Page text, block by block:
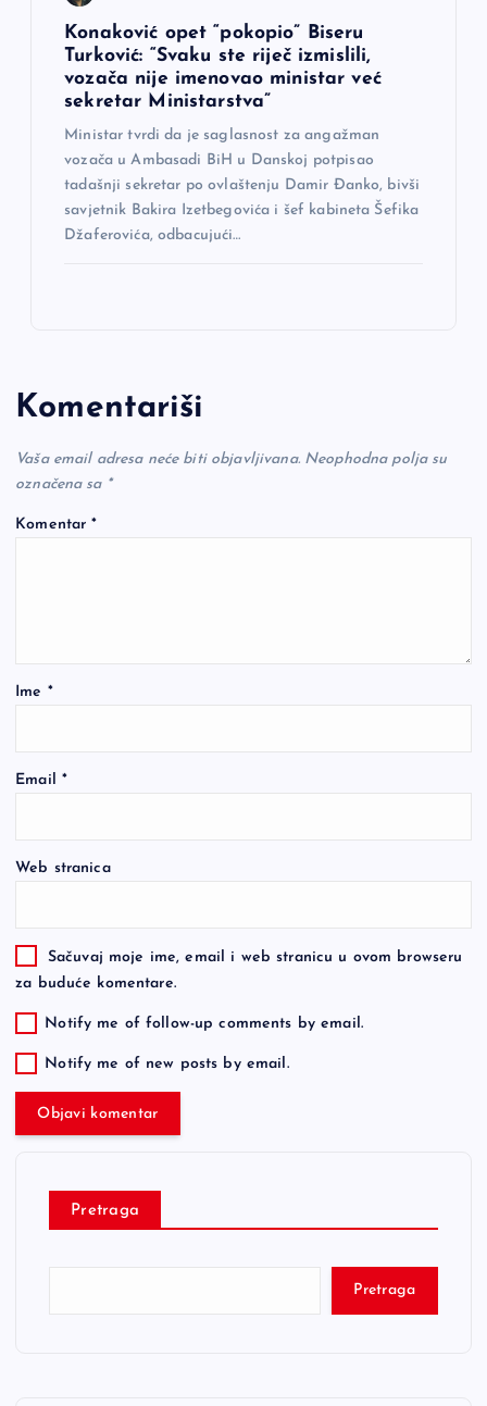
Konaković opet “pokopio” Biseru
Turković: “Svaku ste riječ izmislili,
vozača nije imenovao ministar već
sekretar Ministarstva”
Ministar tvrdi da je saglasnost za angažman
vozača u Ambasadi BiH u Danskoj potpisao
tadašnji sekretar po ovlaštenju Damir Đanko, bivši
savjetnik Bakira Izetbegovića i šef kabineta Šefika
Džaferovića, odbacujući…
Komentariši
Vaša email adresa neće biti objavljivana. Neophodna polja su
označena sa *
Komentar*
Ime *
Email *
Web stranica
Sačuvaj moje ime, email i web stranicu u ovom browseru
za buduće komentare.
Notify me of follow-up comments by email.
Notify me of new posts by email.
Pretraga
Pretraga